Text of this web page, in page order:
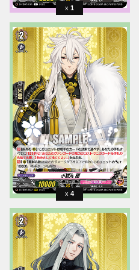
1
4